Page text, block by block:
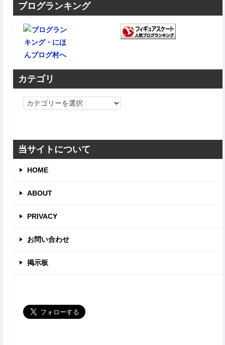
ブログランキング
カテゴリ
カ
リ
当サイトについて
HOME
ABOUT
PRIVACY
お問い合わせ
掲示板